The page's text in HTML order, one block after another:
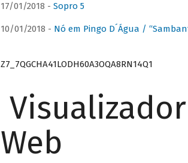
17/01/2018 - Sopro 5
10/01/2018 - Nó em Pingo D´Água /
Z7_7QGCHA41LODH60A3OQA8RN14Q1
Web